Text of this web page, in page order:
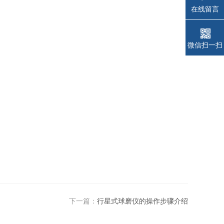
下一篇： 行星式球磨仪的操作步骤介绍
在线留言
微信扫一扫